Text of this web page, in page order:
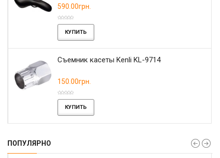
590.00грн.
КУПИТЬ
Съемник касеты Kenli KL-9714
150.00грн.
КУПИТЬ
ПОПУЛЯРНО